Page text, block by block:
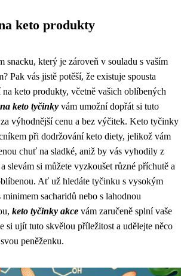
keto produkty
snacku, který je zároveň v souladu s vaším
Pak vás jistě potěší, že existuje spousta
keto produkty, včetně vašich oblíbených
keto tyčinky vám umožní dopřát si tuto
výhodnější cenu a bez výčitek. Keto tyčinky
při dodržování keto diety, jelikož vám
chuť na sladké, aniž by vás vyhodily z
slevám si můžete vyzkoušet různé příchutě a
Ať už hledáte tyčinku s vysokým
sacharidů nebo s lahodnou
keto tyčinky akce vám zaručeně splní vaše
si ujít tuto skvělou příležitost a udělejte něco
peněženku.